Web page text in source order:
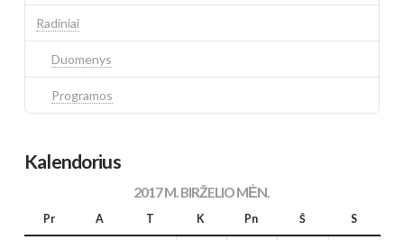
Radiniai
Duomenys
Programos
Kalendorius
2017 M. BIRŽELIO MĖN.
Pr A T K Pn Š S